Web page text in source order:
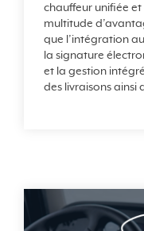
chauffeur unifiée
multitude
que l’intégration
la signature
et la gestion
des livraisons ainsi